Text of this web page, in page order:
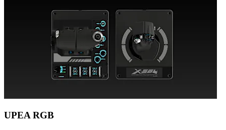
UPEA RGB